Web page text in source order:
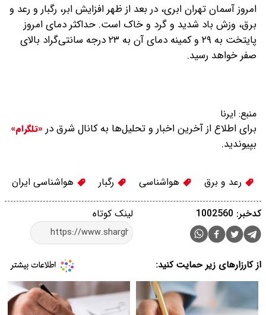
امروز آسمان تهران ابری، در بعد از ظهر افزایش ابر، رگبار و رعد و
برق، وزش باد شدید و گرد و خاک است. حداکثر دمای امروز
پایتخت به ۲۹ و کمینه دمای آن به ۲۳ درجه سانتی‌گراد بالای
صفر خواهد رسید.
منبع: ایرنا
برای اطلاع از آخرین اخبار و تحلیل‌ها به کانال شرق در «تلگرام»
بپیوندید.
رعد و برق هواشناسی رگبار هواشناسی ایران
لینک کوتاه کدخبر: 1002560
از کارزارهای زیر حمایت کنید: